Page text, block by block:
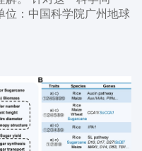
位：中国科学院广州地球